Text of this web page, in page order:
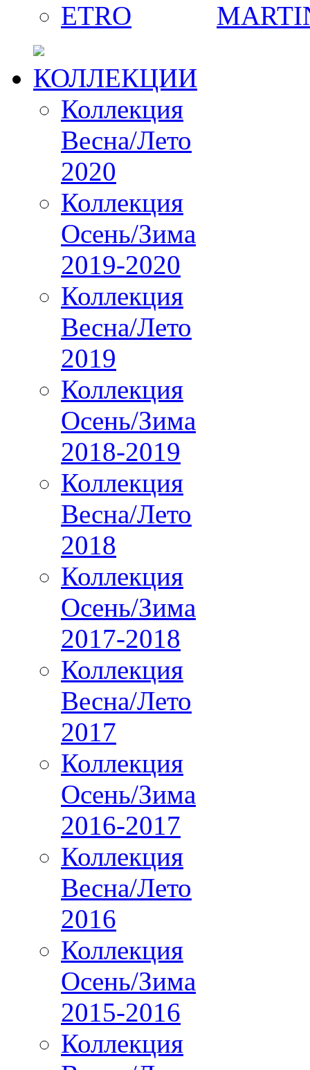
ETRO
КОЛЛЕКЦИИ
Коллекция
Весна/Лето
2020
Коллекция
Осень/Зима
2019-2020
Коллекция
Весна/Лето
2019
Коллекция
Осень/Зима
2018-2019
Коллекция
Весна/Лето
2018
Коллекция
Осень/Зима
2017-2018
Коллекция
Весна/Лето
2017
Коллекция
Осень/Зима
2016-2017
Коллекция
Весна/Лето
2016
Коллекция
Осень/Зима
2015-2016
Коллекция